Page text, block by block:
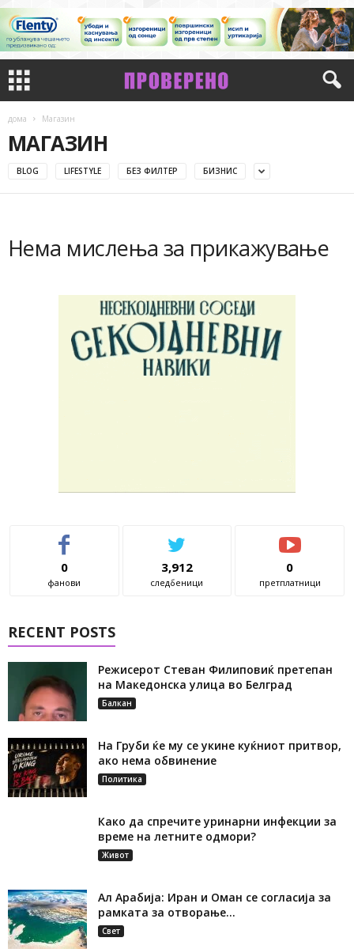
дома Магазин
МАГАЗИН
BLOG LIFESTYLE БЕЗ ФИЛТЕР БИЗНИС
Нема мислења за прикажување
0
фанови
3,912
следбеници
0
претплатници
RECENT POSTS
Режисерот Стеван Филиповиќ претепан
на Македонска улица во Белград
Балкан
На Груби ќе му се укине куќниот притвор,
ако нема обвинение
Политика
Како да спречите уринарни инфекции за
време на летните одмори?
Живот
Ал Арабија: Иран и Оман се согласија за
рамката за отворање...
Свет